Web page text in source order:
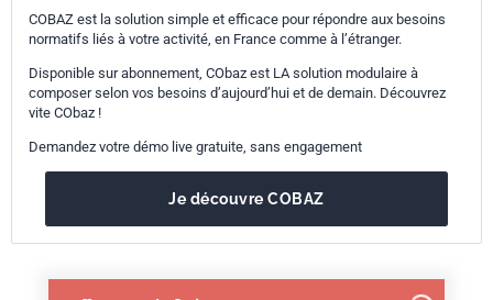
COBAZ est la solution simple et efficace pour répondre aux besoins
normatifs liés à votre activité, en France comme à l’étranger.
Disponible sur abonnement, CObaz est LA solution modulaire à
composer selon vos besoins d’aujourd’hui et de demain. Découvrez
vite CObaz !
Demandez votre démo live gratuite, sans engagement
Je découvre COBAZ